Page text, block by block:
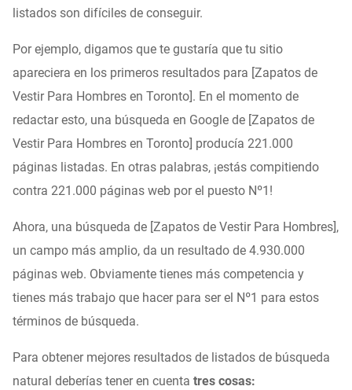
listados son difíciles de conseguir.
Por ejemplo, digamos que te gustaría que tu sitio
apareciera en los primeros resultados para [Zapatos de
Vestir Para Hombres en Toronto]. En el momento de
redactar esto, una búsqueda en Google de [Zapatos de
Vestir Para Hombres en Toronto] producía 221.000
páginas listadas. En otras palabras, ¡estás compitiendo
contra 221.000 páginas web por el puesto Nº1!
Ahora, una búsqueda de [Zapatos de Vestir Para Hombres],
un campo más amplio, da un resultado de 4.930.000
páginas web. Obviamente tienes más competencia y
tienes más trabajo que hacer para ser el Nº1 para estos
términos de búsqueda.
Para obtener mejores resultados de listados de búsqueda
natural deberías tener en cuenta tres cosas: